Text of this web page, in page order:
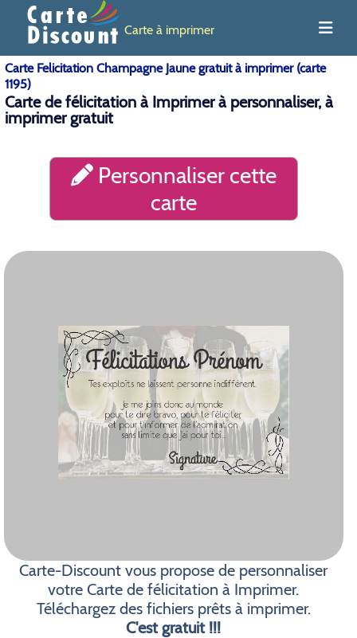
Carte à imprimer
Carte Felicitation Champagne Jaune gratuit à imprimer (carte
1195)
Carte de félicitation à Imprimer à personnaliser, à
imprimer gratuit
Personnaliser cette
carte
Carte-Discount vous propose de personnaliser
votre Carte de félicitation à Imprimer.
Téléchargez des fichiers prêts à imprimer.
C'est gratuit !!!